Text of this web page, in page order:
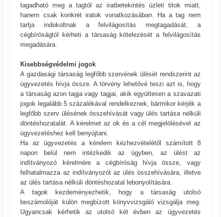
tagadható meg a tagtól az iratbetekintés üzleti titok miatt,
hanem csak konkrét iratok vonatkozásában. Ha a tag nem
tartja indokoltnak a felvilágosítás megtagadását, a
cégbíróságtól kérheti a társaság kötelezését a felvilágosítás
megadására.
Kisebbségvédelmi jogok
A gazdasági társaság legfőbb szervének ülését rendszerint az
ügyvezetés hívja össze. A törvény lehetővé teszi azt is, hogy
a társaság azon tagja vagy tagjai, akik együttesen a szavazati
jogok legalább 5 százalékával rendelkeznek, bármikor kérjék a
legfőbb szerv ülésének összehívását vagy ülés tartása nélküli
döntéshozatalát. A kérelmet az ok és a cél megjelölésével az
ügyvezetéshez kell benyújtani.
Ha az ügyvezetés a kérelem kézhezvételétől számított 8
napon belül nem intézkedik az ügyben, az ülést az
indítványozó kérelmére a cégbíróság hívja össze, vagy
felhatalmazza az indítványozót az ülés összehívására, illetve
az ülés tartása nélküli döntéshozatal lebonyolítására.
A tagok kezdeményezhetik, hogy a társaság utolsó
beszámolóját külön megbízott könyvvizsgáló vizsgálja meg.
Ugyancsak kérhetik az utolsó két évben az ügyvezetés